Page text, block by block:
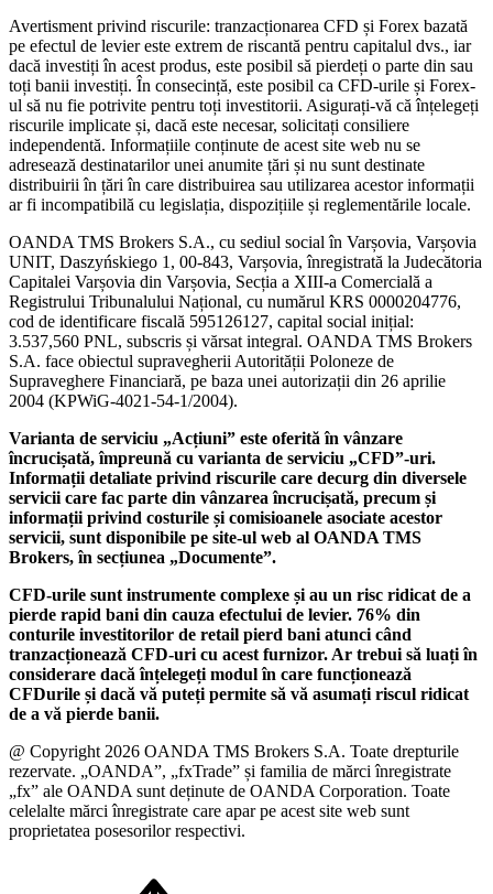
Avertisment privind riscurile: tranzacționarea CFD și Forex bazată
pe efectul de levier este extrem de riscantă pentru capitalul dvs., iar
dacă investiți în acest produs, este posibil să pierdeți o parte din sau
toți banii investiți. În consecință, este posibil ca CFD-urile și Forex-
ul să nu fie potrivite pentru toți investitorii. Asigurați-vă că înțelegeți
riscurile implicate și, dacă este necesar, solicitați consiliere
independentă. Informațiile conținute de acest site web nu se
adresează destinatarilor unei anumite țări și nu sunt destinate
distribuirii în țări în care distribuirea sau utilizarea acestor informații
ar fi incompatibilă cu legislația, dispozițiile și reglementările locale.
OANDA TMS Brokers S.A., cu sediul social în Varșovia, Varșovia
UNIT, Daszyńskiego 1, 00-843, Varșovia, înregistrată la Judecătoria
Capitalei Varșovia din Varșovia, Secția a XIII-a Comercială a
Registrului Tribunalului Național, cu numărul KRS 0000204776,
cod de identificare fiscală 595126127, capital social inițial:
3.537,560 PNL, subscris și vărsat integral. OANDA TMS Brokers
S.A. face obiectul supravegherii Autorității Poloneze de
Supraveghere Financiară, pe baza unei autorizații din 26 aprilie
2004 (KPWiG-4021-54-1/2004).
Varianta de serviciu „Acțiuni” este oferită în vânzare
încrucișată, împreună cu varianta de serviciu „CFD”-uri.
Informații detaliate privind riscurile care decurg din diversele
servicii care fac parte din vânzarea încrucișată, precum și
informații privind costurile și comisioanele asociate acestor
servicii, sunt disponibile pe site-ul web al OANDA TMS
Brokers, în secțiunea „Documente”.
CFD-urile sunt instrumente complexe și au un risc ridicat de a
pierde rapid bani din cauza efectului de levier. 76% din
conturile investitorilor de retail pierd bani atunci când
tranzacționează CFD-uri cu acest furnizor. Ar trebui să luați în
considerare dacă înțelegeți modul în care funcționează
CFDurile și dacă vă puteți permite să vă asumați riscul ridicat
de a vă pierde banii.
@ Copyright 2026 OANDA TMS Brokers S.A. Toate drepturile
rezervate. „OANDA”, „fxTrade” și familia de mărci înregistrate
„fx” ale OANDA sunt deținute de OANDA Corporation. Toate
celelalte mărci înregistrate care apar pe acest site web sunt
proprietatea posesorilor respectivi.